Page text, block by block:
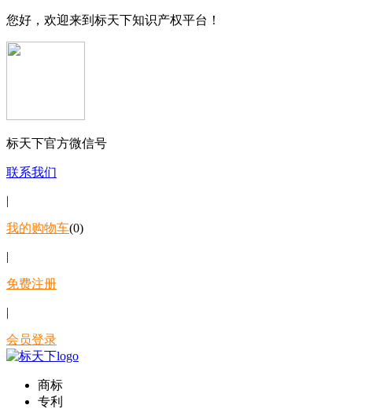
您好，欢迎来到标天下知识产权平台！
标天下官方微信号
联系我们
|
我的购物车(0)
|
免费注册
|
会员登录
商标
专利